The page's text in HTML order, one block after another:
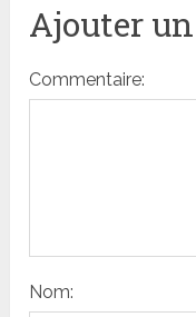
Ajouter
Commentaire:
Nom: